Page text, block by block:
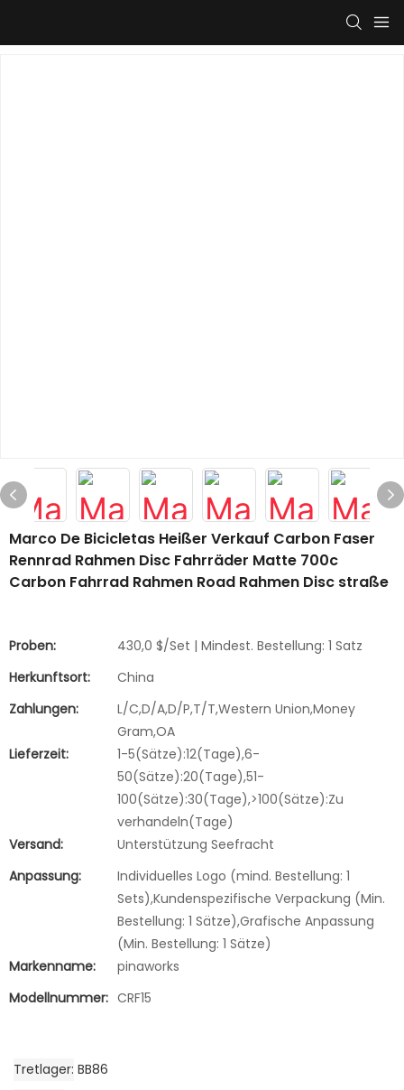
Marco De Bicicletas Heißer Verkauf Carbon Faser
Rennrad Rahmen Disc Fahrräder Matte 700c
Carbon Fahrrad Rahmen Road Rahmen Disc straße
Proben:
430,0 $/Set | Mindest. Bestellung: 1 Satz
Herkunftsort:
China
Zahlungen:
L/C,D/A,D/P,T/T,Western Union,Money
Gram,OA
Lieferzeit:
1-5(Sätze):12(Tage),6-
50(Sätze):20(Tage),51-
100(Sätze):30(Tage),>100(Sätze):Zu
verhandeln(Tage)
Versand:
Unterstützung Seefracht
Anpassung:
Individuelles Logo (mind. Bestellung: 1
Sets),Kundenspezifische Verpackung (Min.
Bestellung: 1 Sätze),Grafische Anpassung
(Min. Bestellung: 1 Sätze)
Markenname:
pinaworks
Modellnummer: CRF15
Tretlager BB86